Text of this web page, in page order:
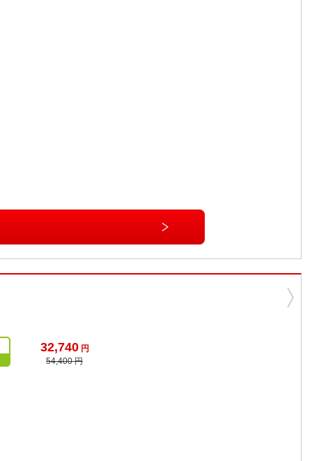
32,740円
54,400 円